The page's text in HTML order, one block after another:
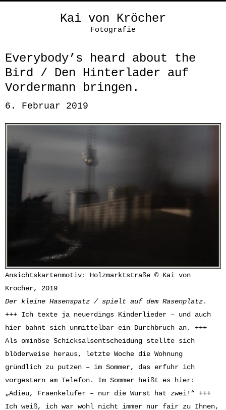
Kai von Kröcher
Fotografie
Everybody’s heard about the
Bird / Den Hinterlader auf
Vordermann bringen.
6. Februar 2019
Ansichtskartenmotiv: Holzmarktstraße © Kai von
Kröcher, 2019
Der kleine Hasenspatz / spielt auf dem Rasenplatz.
+++ Ich texte ja neuerdings Kinderlieder – und auch
hier bahnt sich unmittelbar ein Durchbruch an. +++
Als ominöse Schicksalsentscheidung stellte sich
blöderweise heraus, letzte Woche die Wohnung
gründlich zu putzen – im Sommer, das erfuhr ich
vorgestern am Telefon. Im Sommer heißt es hier:
„Adieu, Fraenkelufer – nur die Wurst hat zwei!“ +++
Ich weiß, ich war wohl nicht immer nur fair zu Ihnen,